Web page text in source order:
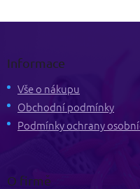
Informace
Vše o nákupu
Obchodní podmínky
Podmínky ochrany
O firmě